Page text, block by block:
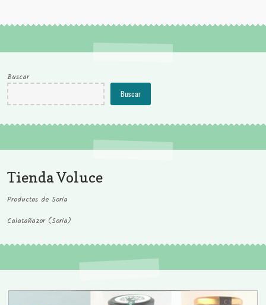
Buscar
Buscar
Tienda Voluce
Productos de Soria
Calatañazor (Soria)